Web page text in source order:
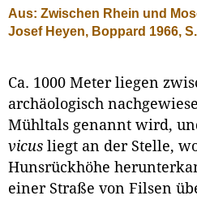
Aus: Zwischen Rhein und
Josef Heyen, Boppard 1966,
Ca. 1000 Meter liegen
archäologisch
Mühltals genannt wird,
vicus liegt an der Stelle,
Hunsrückhöhe
einer Straße von Filsen